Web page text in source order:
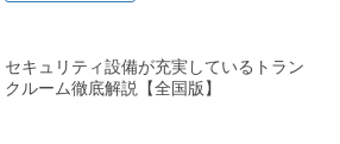
セキュリティ設備が充実しているトラン
クルーム徹底解説【全国版】